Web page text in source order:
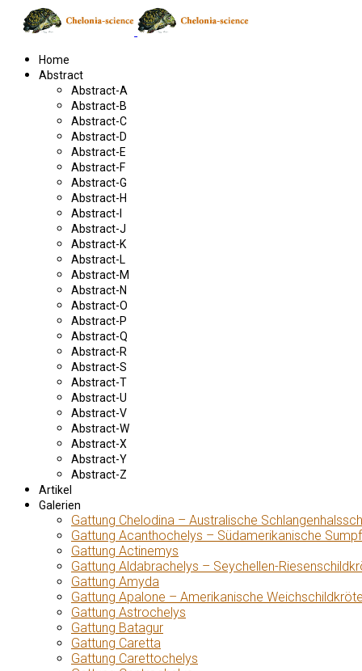
Home
Abstract
Abstract-A
Abstract-B
Abstract-C
Abstract-D
Abstract-E
Abstract-F
Abstract-G
Abstract-H
Abstract-I
Abstract-J
Abstract-K
Abstract-L
Abstract-M
Abstract-N
Abstract-O
Abstract-P
Abstract-Q
Abstract-R
Abstract-S
Abstract-T
Abstract-U
Abstract-V
Abstract-W
Abstract-X
Abstract-Y
Abstract-Z
Artikel
Galerien
Gattung Chelodina – Australische
Gattung Acanthochelys – Südamerikanische
Gattung Actinemys
Gattung Aldabrachelys – Seychellen-
Gattung Amyda
Gattung Apalone – Amerikanische
Gattung Astrochelys
Gattung Batagur
Gattung Caretta
Gattung Carettochelys